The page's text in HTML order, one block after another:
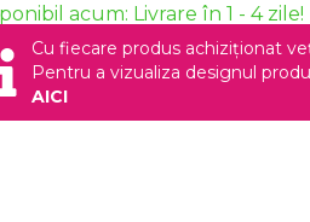
acum: Livrare în 1 - 4 zile!
Cu fiecare produs achiziționat
Pentru a vizualiza designul
AICI